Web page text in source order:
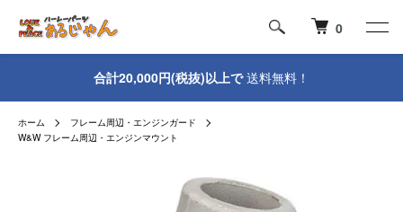
0
合計20,000円(税抜)以上で送料無料！
ホーム
フレーム周辺・エンジンガード
W&W フレーム周辺・エンジンマウント